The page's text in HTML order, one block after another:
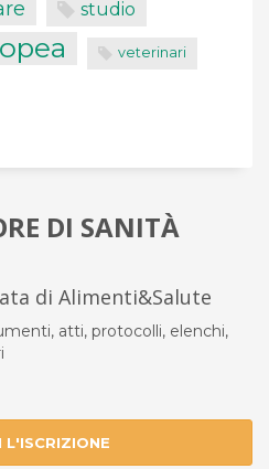
studio
veterinari
DI SANITÀ
di Alimenti&Salute
atti, protocolli, elenchi,
L'ISCRIZIONE